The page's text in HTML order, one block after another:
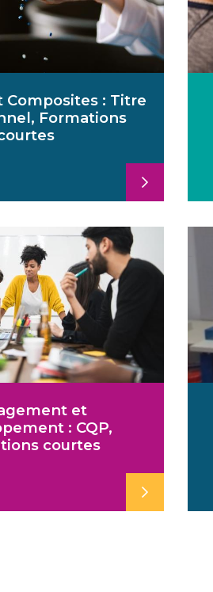
Composites : Titre
Formations
et
: CQP,
courtes